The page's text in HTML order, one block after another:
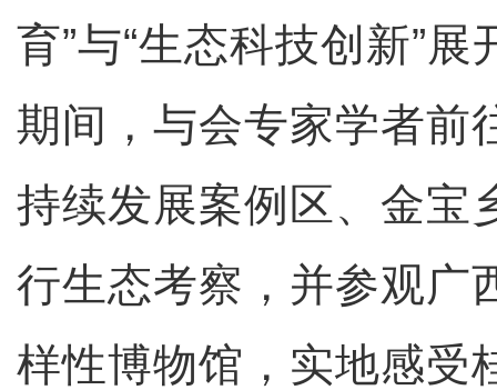
育”与“生态科技创新”
期间，与会专家学者前
持续发展案例区、金宝
行生态考察，并参观广
样性博物馆，实地感受